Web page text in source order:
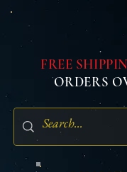
FREE
ORDERS